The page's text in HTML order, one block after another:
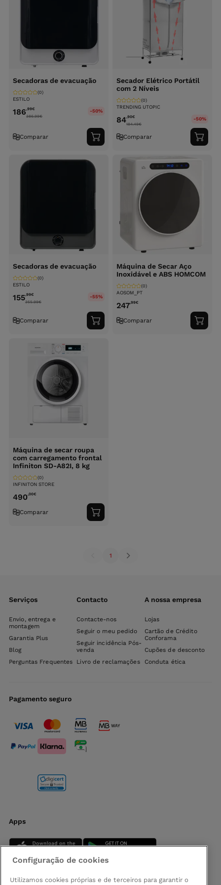
Secadoras de evacuação
ESTILO
(0)
186,99€
386.99€
-50%
Comparar
Adicionar
ao
Secador Elétrico Portátil
com 2 Níveis
TRENDING UTOPIC
(0)
84,90€
184.49€
-50%
Comparar
ao
Secadoras de evacuação
ESTILO
(0)
155,99€
355.99€
-55%
Comparar
Adicionar
ao
Máquina de Secar Aço
Inoxidável e ABS HOMCOM
AOSOM_PT
(0)
247,99€
Comparar
ao
Máquina de secar roupa
com carregamento frontal
Infiniton SD-A82I, 8 kg
INFINITON STORE
(0)
490,00€
Comparar
Adicionar
ao
1
Serviços
Envio, entrega e
montagem
Garantia Plus
Blog
Perguntas Frequentes
Contacto
Contacte-nos
Seguir o meu pedido
Seguir incidência Pós-
venda
Livro de reclamações
A nossa empresa
Lojas
Cartão de Crédito
Conforama
Cupões de desconto
Conduta ética
Pagamento seguro
Apps
Configuração de cookies
Utilizamos cookies próprias e de terceiros para garantir o